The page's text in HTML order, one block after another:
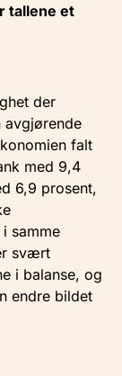
tallene et
der
avgjørende
falt
med 9,4
6,9 prosent,
samme
svært
i balanse, og
endre bildet